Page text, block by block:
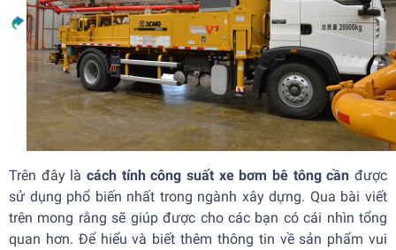
Trên đây là cách tính công suất xe bơm bê tông cần được
sử dụng phổ biến nhất trong ngành xây dựng. Qua bài viết
trên mong rằng sẽ giúp được cho các bạn có cái nhìn tổng
quan hơn. Để hiểu và biết thêm thông tin về sản phẩm vui